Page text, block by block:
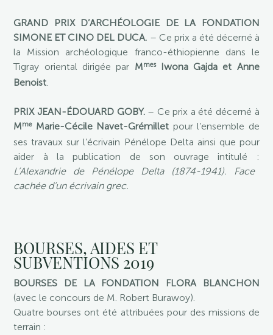
GRAND PRIX D’ARCHÉOLOGIE DE LA FONDATION
SIMONE ET CINO DEL DUCA. – Ce prix a été décerné à
la Mission archéologique franco-éthiopienne dans le
Tigray oriental dirigée par MmesIwona Gajda et Anne
Benoist.
PRIX JEAN-ÉDOUARD GOBY.– Ce prix a été décerné à
MmeMarie-Cécile Navet-Grémillet pour l’ensemble de
ses travaux sur l’écrivain Pénélope Delta ainsi que pour
aider à la publication de son ouvrage intitulé :
L’Alexandrie de Pénélope Delta (1874-1941). Face
cachée d’un écrivain grec.
BOURSES, AIDES ET
SUBVENTIONS 2019
BOURSES DE LA FONDATION FLORA BLANCHON
(avec le concours de M. Robert Burawoy).
Quatre bourses ont été attribuées pour des missions de
terrain :